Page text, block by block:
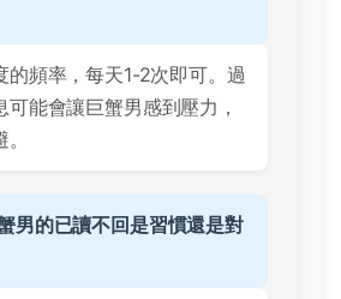
的頻率，每天1-2次即可。過
可能會讓巨蟹男感到壓力，
男的已讀不回是習慣還是對